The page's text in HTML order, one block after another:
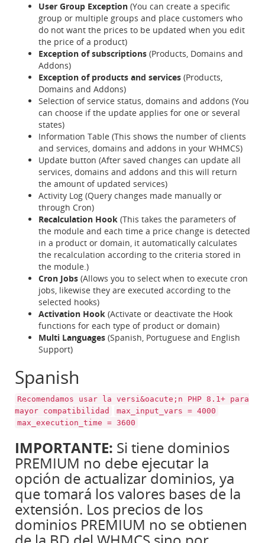
User Group Exception (You can create a specific
group or multiple groups and place customers who
do not want the prices to be updated when you edit
the price of a product)
Exception of subscriptions (Products, Domains and
Addons)
Exception of products and services (Products,
Domains and Addons)
Selection of service status, domains and addons (You
can choose if the update applies for one or several
states)
Information Table (This shows the number of clients
and services, domains and addons in your WHMCS)
Update button (After saved changes can update all
services, domains and addons and this will return
the amount of updated services)
Activity Log (Query changes made manually or
through Cron)
Recalculation Hook (This takes the parameters of
the module and each time a price change is detected
in a product or domain, it automatically calculates
the recalculation according to the criteria stored in
the module.)
Cron Jobs (Allows you to select when to execute cron
jobs, likewise they are executed according to the
selected hooks)
Activation Hook (Activate or deactivate the Hook
functions for each type of product or domain)
Multi Languages (Spanish, Portuguese and English
Support)
Spanish
Recomendamos usar la versi&oacute;n PHP 8.1+ para
mayor compatibilidad
max_input_vars = 4000
max_execution_time = 3600
IMPORTANTE: Si tiene dominios
PREMIUM no debe ejecutar la
opción de actualizar dominios, ya
que tomará los valores bases de la
extensión. Los precios de los
dominios PREMIUM no se obtienen